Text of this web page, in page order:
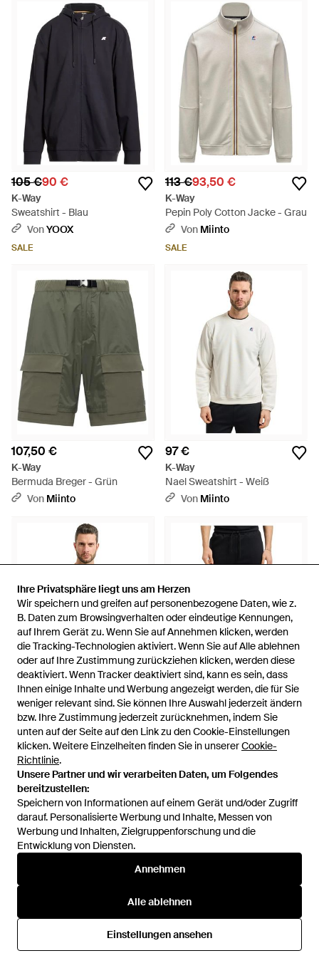
Ihre Privatsphäre liegt uns am Herzen
Wir speichern und greifen auf personenbezogene Daten, wie z.
B. Daten zum Browsingverhalten oder eindeutige Kennungen,
auf Ihrem Gerät zu. Wenn Sie auf Annehmen klicken, werden
die Tracking-Technologien aktiviert. Wenn Sie auf Alle ablehnen
oder auf Ihre Zustimmung zurückziehen klicken, werden diese
deaktiviert. Wenn Tracker deaktiviert sind, kann es sein, dass
Ihnen einige Inhalte und Werbung angezeigt werden, die für Sie
weniger relevant sind. Sie können Ihre Auswahl jederzeit ändern
bzw. Ihre Zustimmung jederzeit zurücknehmen, indem Sie
unten auf der Seite auf den Link zu den Cookie-Einstellungen
klicken. Weitere Einzelheiten finden Sie in unsererCookie-
Richtlinie.
Unsere Partner und wir verarbeiten Daten, um Folgendes
bereitzustellen:
Speichern von Informationen auf einem Gerät und/oder Zugriff
darauf. Personalisierte Werbung und Inhalte, Messen von
Werbung und Inhalten, Zielgruppenforschung und die
Entwicklung von Diensten.
Annehmen
Alle ablehnen
Einstellungen ansehen
Ihre Privatsphäre liegt uns am Herzen
Wir speichern und greifen auf personenbezogene Daten, wie z.
B. Daten zum Browsingverhalten oder eindeutige Kennungen,
auf Ihrem Gerät zu. Wenn Sie auf Annehmen klicken, werden
die Tracking-Technologien aktiviert. Wenn Sie auf Alle ablehnen
oder auf Ihre Zustimmung zurückziehen klicken, werden diese
deaktiviert. Wenn Tracker deaktiviert sind, kann es sein, dass
Ihnen einige Inhalte und Werbung angezeigt werden, die für Sie
weniger relevant sind. Sie können Ihre Auswahl jederzeit ändern
bzw. Ihre Zustimmung jederzeit zurücknehmen, indem Sie
unten auf der Seite auf den Link zu den Cookie-Einstellungen
klicken. Weitere Einzelheiten finden Sie in unsererCookie-
Richtlinie.
Unsere Partner und wir verarbeiten Daten, um Folgendes
bereitzustellen:
Speichern von Informationen auf einem Gerät und/oder Zugriff
darauf. Personalisierte Werbung und Inhalte, Messen von
Werbung und Inhalten, Zielgruppenforschung und die
Entwicklung von Diensten.
Annehmen
Alle ablehnen
Einstellungen ansehen
105 €90 €
K-Way
Sweatshirt - Blau
VonYOOX
SALE
113 €93,50 €
K-Way
Pepin Poly Cotton Jacke - Grau
Von Miinto
SALE
107,50 €
K-Way
Bermuda Breger - Grün
Von Miinto
97 €
K-Way
Nael Sweatshirt - Weiß
Von Miinto
152 €
K-Way
Nael Sweatshirt - Blau
Von Miinto
129 €122,50 €
K-Way
Micka Light Spacer - Schwarz
Von Miinto
SALE